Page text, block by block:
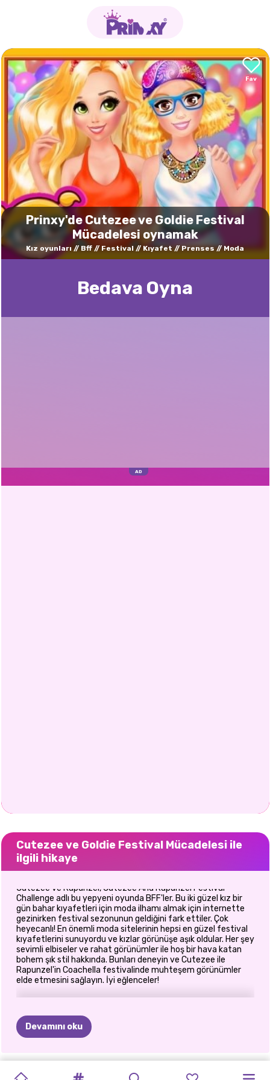
Prinxy'de Cutezee ve Goldie Festival
Mücadelesi oynamak
Kız oyunları Bff Festival Kıyafet Prenses Moda
Bedava Oyna
Cutezee ve Goldie Festival Mücadelesi ile
ilgili hikaye
Cutezee ve Rapunzel, Cutezee And Rapunzel Festival
Challenge adlı bu yepyeni oyunda BFF'ler. Bu iki güzel kız bir
gün bahar kıyafetleri için moda ilhamı almak için internette
gezinirken festival sezonunun geldiğini fark ettiler. Çok
heyecanlı! En önemli moda sitelerinin hepsi en güzel festival
kıyafetlerini sunuyordu ve kızlar görünüşe aşık oldular. Her şey
sevimli elbiseler ve rahat görünümler ile hoş bir hava katan
bohem şık stil hakkında. Bunları deneyin ve Cutezee ile
Rapunzel'in Coachella festivalinde muhteşem görünümler
elde etmesini sağlayın. İyi eğlenceler!
Devamını oku
PRENSESLER
KIZ YAKIN
ELIZA'NIN PRENSES SARIŞINLAR